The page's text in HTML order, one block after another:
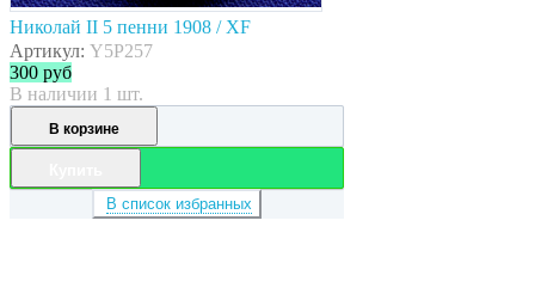
Николай II 5 пенни 1908 / XF
Артикул: Y5P257
300 руб
В наличии 1 шт.
В корзине
В список избранных